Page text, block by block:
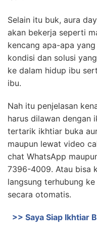
Selain itu buk, aura
akan bekerja seperti
kencang apa-apa
kondisi dan solusi
ke dalam hidup ibu
ibu.
Nah itu penjelasan
harus dilawan dengan
tertarik ikhtiar buka
maupun lewat video
chat WhatsApp
7396-4009. Atau bisa
langsung terhubung
secara otomatis.
>> Saya Siap Ikhtiar